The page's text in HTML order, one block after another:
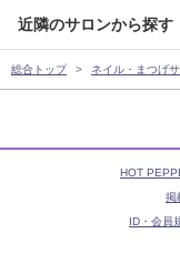
近隣のサロンから探す
総合トップ ネイル・まつげ
HOT
掲
ID・会員